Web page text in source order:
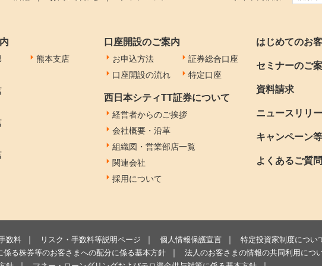
熊本支店
口座開設のご案内
お申込方法
口座開設の流れ
証券総合口座
特定口座
西日本シティTT証券について
経営者からのご挨拶
会社概要・沿革
組織図・営業部店一覧
関連会社
採用について
はじめてのお
セミナーのご
資料請求
ニュースリリ
キャンペーン
よくあるご質問
数料 リスク・手数料等説明ページ 個人情報保護宣言
特定投資家制度につい
係る株券等のお客さまへの配分に係る基本方針
法人のお客さまの情報の共同利用につ